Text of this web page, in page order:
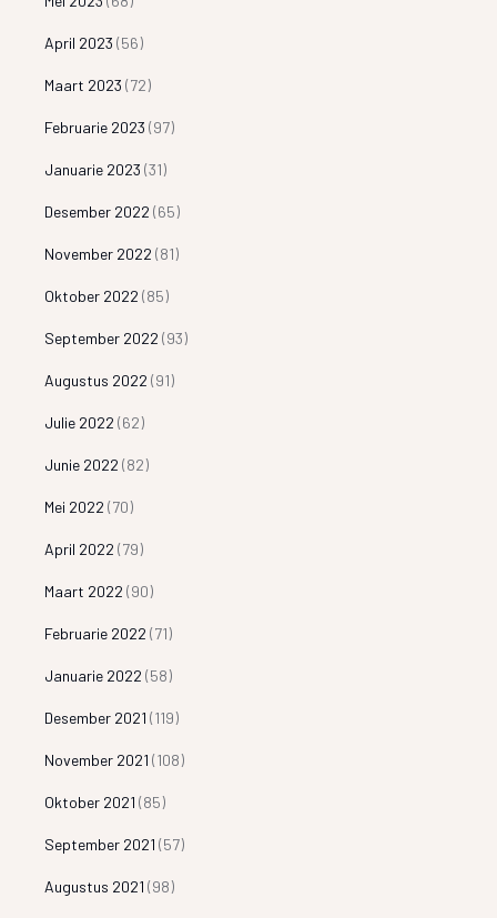
April 2023 (56)
Maart 2023 (72)
Februarie 2023 (97)
Januarie 2023 (31)
Desember 2022 (65)
November 2022 (81)
Oktober 2022 (85)
September 2022 (93)
Augustus 2022 (91)
Julie 2022 (62)
Junie 2022 (82)
Mei 2022 (70)
April 2022 (79)
Maart 2022 (90)
Februarie 2022 (71)
Januarie 2022 (58)
Desember 2021 (119)
November 2021 (108)
Oktober 2021 (85)
September 2021 (57)
Augustus 2021 (98)